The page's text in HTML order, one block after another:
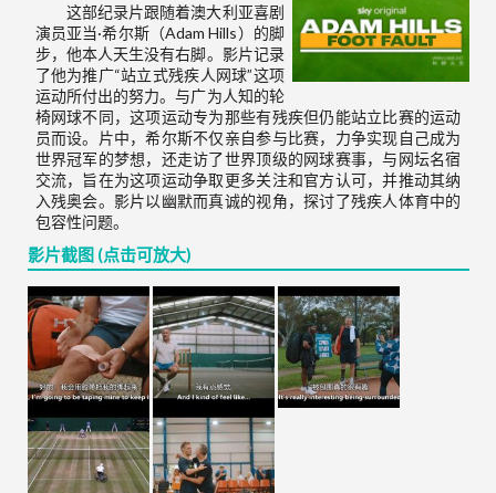
这部纪录片跟随着澳大利亚喜剧
演员亚当·希尔斯（Adam Hills）的脚
步，他本人天生没有右脚。影片记录
了他为推广“站立式残疾人网球”这项
运动所付出的努力。与广为人知的轮
椅网球不同，这项运动专为那些有残疾但仍能站立比赛的运动
员而设。片中，希尔斯不仅亲自参与比赛，力争实现自己成为
世界冠军的梦想，还走访了世界顶级的网球赛事，与网坛名宿
交流，旨在为这项运动争取更多关注和官方认可，并推动其纳
入残奥会。影片以幽默而真诚的视角，探讨了残疾人体育中的
包容性问题。
影片截图 (点击可放大)